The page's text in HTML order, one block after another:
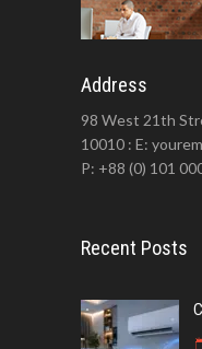
Address
98 West 21th
10010 : E:
P: +88 (0) 101
Recent Posts